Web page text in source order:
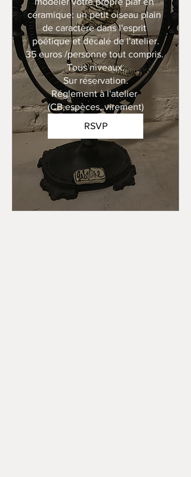
céramique: un petit oiseau plain
de caractère dans l'esprit
poétique et décalé de l'atelier.
35 euros /personne tout compris.
Tous niveaux.
Sur réservation.
Réglement à l'atelier
(CB,espèces, virement)
RSVP